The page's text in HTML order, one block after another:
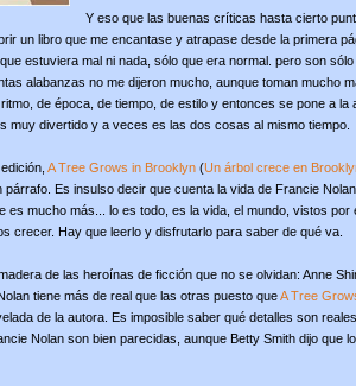
Y eso que las buenas críticas hasta cierto
un libro que me encantase y atrapase desde la primera
estuviera mal ni nada, sólo que era normal. pero son
alabanzas no me dijeron mucho, aunque toman mucho
de época, de tiempo, de estilo y entonces se pone a
muy divertido y a veces es las dos cosas al mismo tiempo.
A Tree Grows in Brooklyn (Un árbol crece en
Es insulso decir que cuenta la vida de Francie
es mucho más... lo es todo, es la vida, el mundo, vistos
crecer. Hay que leerlo y disfrutarlo para saber de qué va.
de las heroínas de ficción que no se olvidan: Anne
tiene más de real que las otras puesto queA Tree
de la autora. Es imposible saber qué detalles son
Nolan son bien parecidas, aunque Betty Smith dijo que